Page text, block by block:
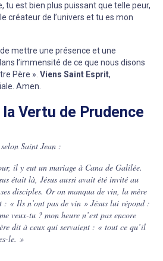
tu est bien plus puissant que telle peur,
créateur de l’univers et tu es mon
mettre une présence et une
l’immensité de ce que nous disons
Père ». Viens Saint Esprit,
Amen.
Vertu de Prudence
Saint Jean :
il y eut un mariage à Cana de Galilée.
était là, Jésus aussi avait été invité au
disciples. Or on manqua de vin, la mère
: « Ils n’ont pas de vin » Jésus lui répond :
veux-tu ? mon heure n’est pas encore
dit à ceux qui servaient : « tout ce qu’il
le. »